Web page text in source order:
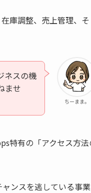
庫調整、売上管理、そ
ちーまま。
ネスの機
ませ
特有の「アクセス方法
ンスを逃している事業